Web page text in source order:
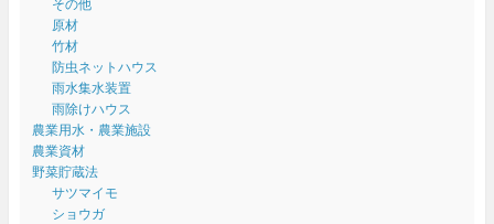
その他
原材
竹材
防虫ネットハウス
雨水集水装置
雨除けハウス
農業用水・農業施設
農業資材
野菜貯蔵法
サツマイモ
ショウガ